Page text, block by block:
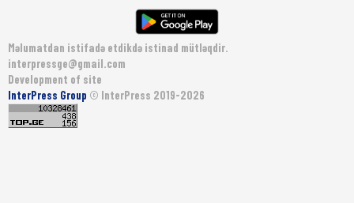
Məlumatdan istifadə etdikdə istinad mütləqdir.
interpressge@gmail.com
Development of site
InterPress Group © InterPress 2019-2026